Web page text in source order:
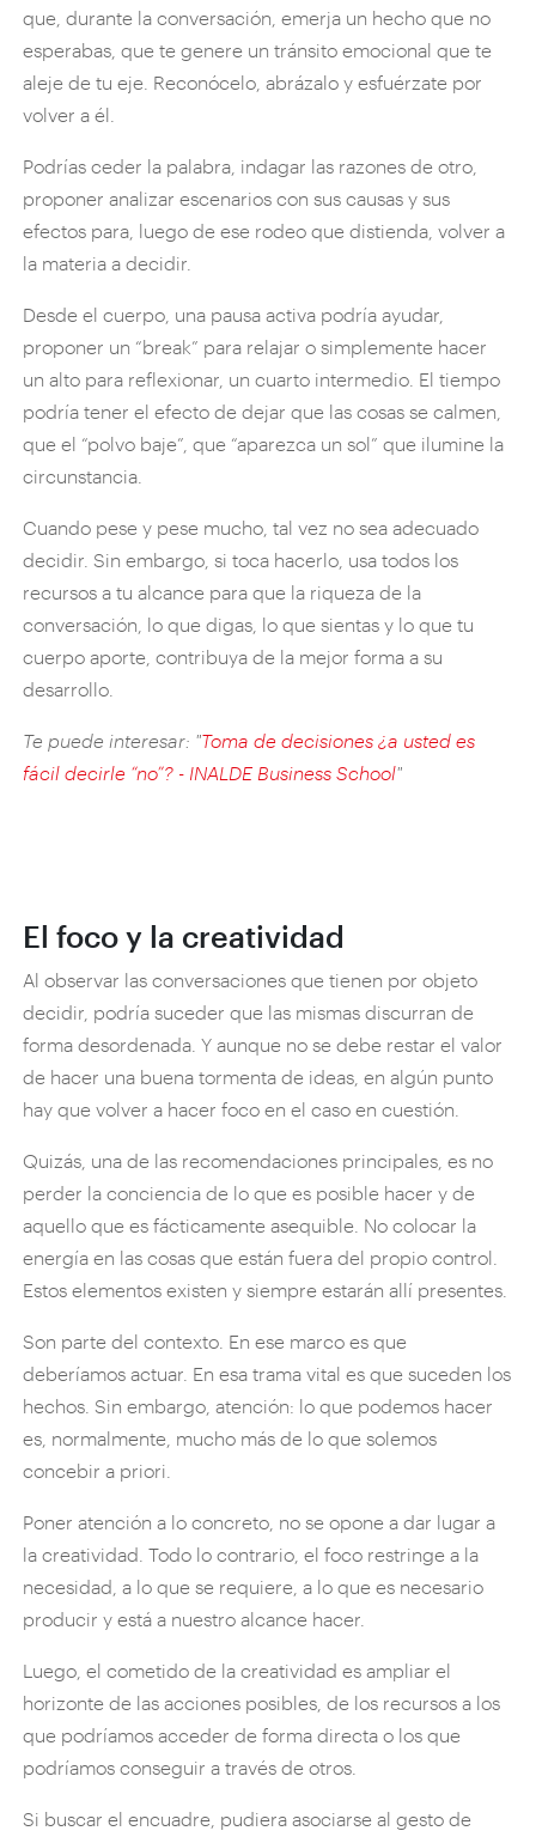
que, durante la conversación, emerja un hecho que no
esperabas, que te genere un tránsito emocional que te
aleje de tu eje. Reconócelo, abrázalo y esfuérzate por
volver a él.
Podrías ceder la palabra, indagar las razones de otro,
proponer analizar escenarios con sus causas y sus
efectos para, luego de ese rodeo que distienda, volver a
la materia a decidir.
Desde el cuerpo, una pausa activa podría ayudar,
proponer un “break” para relajar o simplemente hacer
un alto para reflexionar, un cuarto intermedio. El tiempo
podría tener el efecto de dejar que las cosas se calmen,
que el “polvo baje”, que “aparezca un sol” que ilumine la
circunstancia.
Cuando pese y pese mucho, tal vez no sea adecuado
decidir. Sin embargo, si toca hacerlo, usa todos los
recursos a tu alcance para que la riqueza de la
conversación, lo que digas, lo que sientas y lo que tu
cuerpo aporte, contribuya de la mejor forma a su
desarrollo.
Te puede interesar: "Toma de decisiones ¿a usted es
fácil decirle “no”? - INALDE Business School"
El foco y la creatividad
Al observar las conversaciones que tienen por objeto
decidir, podría suceder que las mismas discurran de
forma desordenada. Y aunque no se debe restar el valor
de hacer una buena tormenta de ideas, en algún punto
hay que volver a hacer foco en el caso en cuestión.
Quizás, una de las recomendaciones principales, es no
perder la conciencia de lo que es posible hacer y de
aquello que es fácticamente asequible. No colocar la
energía en las cosas que están fuera del propio control.
Estos elementos existen y siempre estarán allí presentes.
Son parte del contexto. En ese marco es que
deberíamos actuar. En esa trama vital es que suceden los
hechos. Sin embargo, atención: lo que podemos hacer
es, normalmente, mucho más de lo que solemos
concebir a priori.
Poner atención a lo concreto, no se opone a dar lugar a
la creatividad. Todo lo contrario, el foco restringe a la
necesidad, a lo que se requiere, a lo que es necesario
producir y está a nuestro alcance hacer.
Luego, el cometido de la creatividad es ampliar el
horizonte de las acciones posibles, de los recursos a los
que podríamos acceder de forma directa o los que
podríamos conseguir a través de otros.
Si buscar el encuadre, pudiera asociarse al gesto de